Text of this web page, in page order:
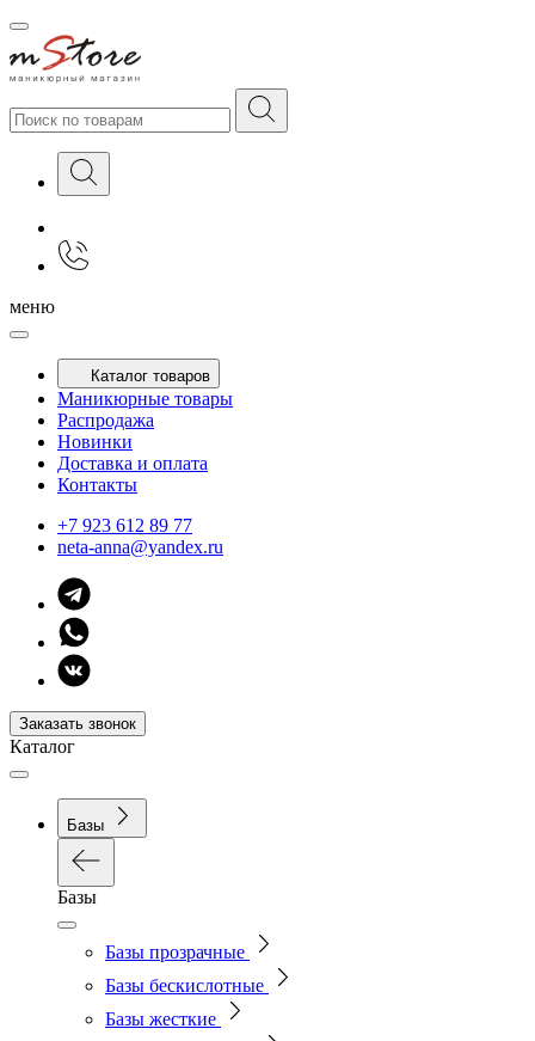
меню
Каталог товаров
Маникюрные товары
Распродажа
Новинки
Доставка и оплата
Контакты
+7 923 612 89 77
neta-anna@yandex.ru
Заказать звонок
Каталог
Базы
Базы
Базы прозрачные
Базы бескислотные
Базы жесткие